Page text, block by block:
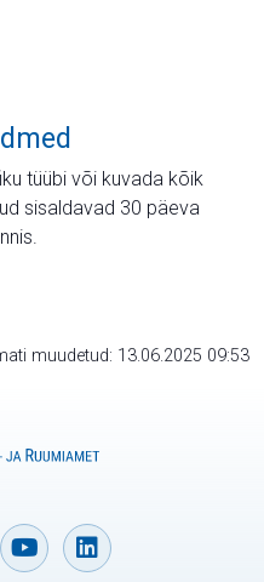
tüübi või kuvada kõik
sisaldavad 30 päeva
muudetud: 13.06.2025 09:53